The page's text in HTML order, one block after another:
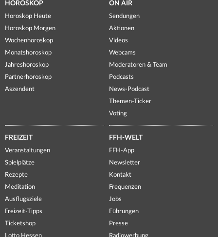
HOROSKOP
Horoskop Heute
Horoskop Morgen
Wochenhoroskop
Monatshoroskop
Jahreshoroskop
Partnerhoroskop
Aszendent
ON AIR
Sendungen
Aktionen
Videos
Webcams
Moderatoren & Team
Podcasts
News-Podcast
Themen-Ticker
Voting
FREIZEIT
Veranstaltungen
Spielplätze
Rezepte
Meditation
Ausflugsziele
Freizeit-Tipps
Ticketshop
Lotto Hessen
FFH-WELT
FFH-App
Newsletter
Kontakt
Frequenzen
Jobs
Führungen
Presse
Radiowerbung